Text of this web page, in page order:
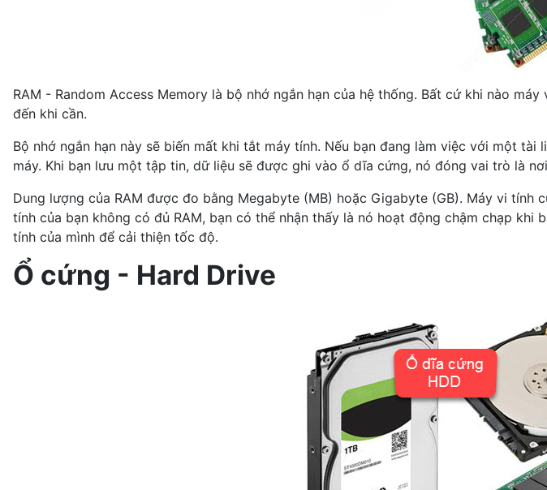
RAM - Random Access Memory là bộ nhớ ngắn hạn của hệ thống. Bất cứ khi nào
đến khi cần.
Bộ nhớ ngắn hạn này sẽ biến mất khi tắt máy tính. Nếu bạn đang làm việc với một
máy. Khi bạn lưu một tập tin, dữ liệu sẽ được ghi vào ổ dĩa cứng, nó đóng vai trò là
Dung lượng của RAM được đo bằng Megabyte (MB) hoặc Gigabyte (GB). Máy vi
tính của bạn không có đủ RAM, bạn có thể nhận thấy là nó hoạt động chậm chạp
tính của mình để cải thiện tốc độ.
Ổ cứng - Hard Drive